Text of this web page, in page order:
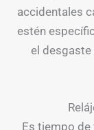
accidentales
estén
el desgaste
Es tiempo